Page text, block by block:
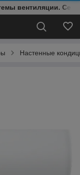
вентиляции.
Настенные